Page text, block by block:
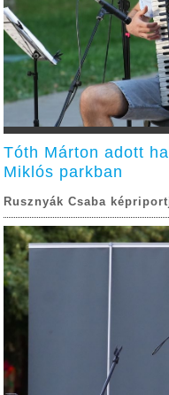
Tóth Márton adott
Miklós parkban
Rusznyák Csaba